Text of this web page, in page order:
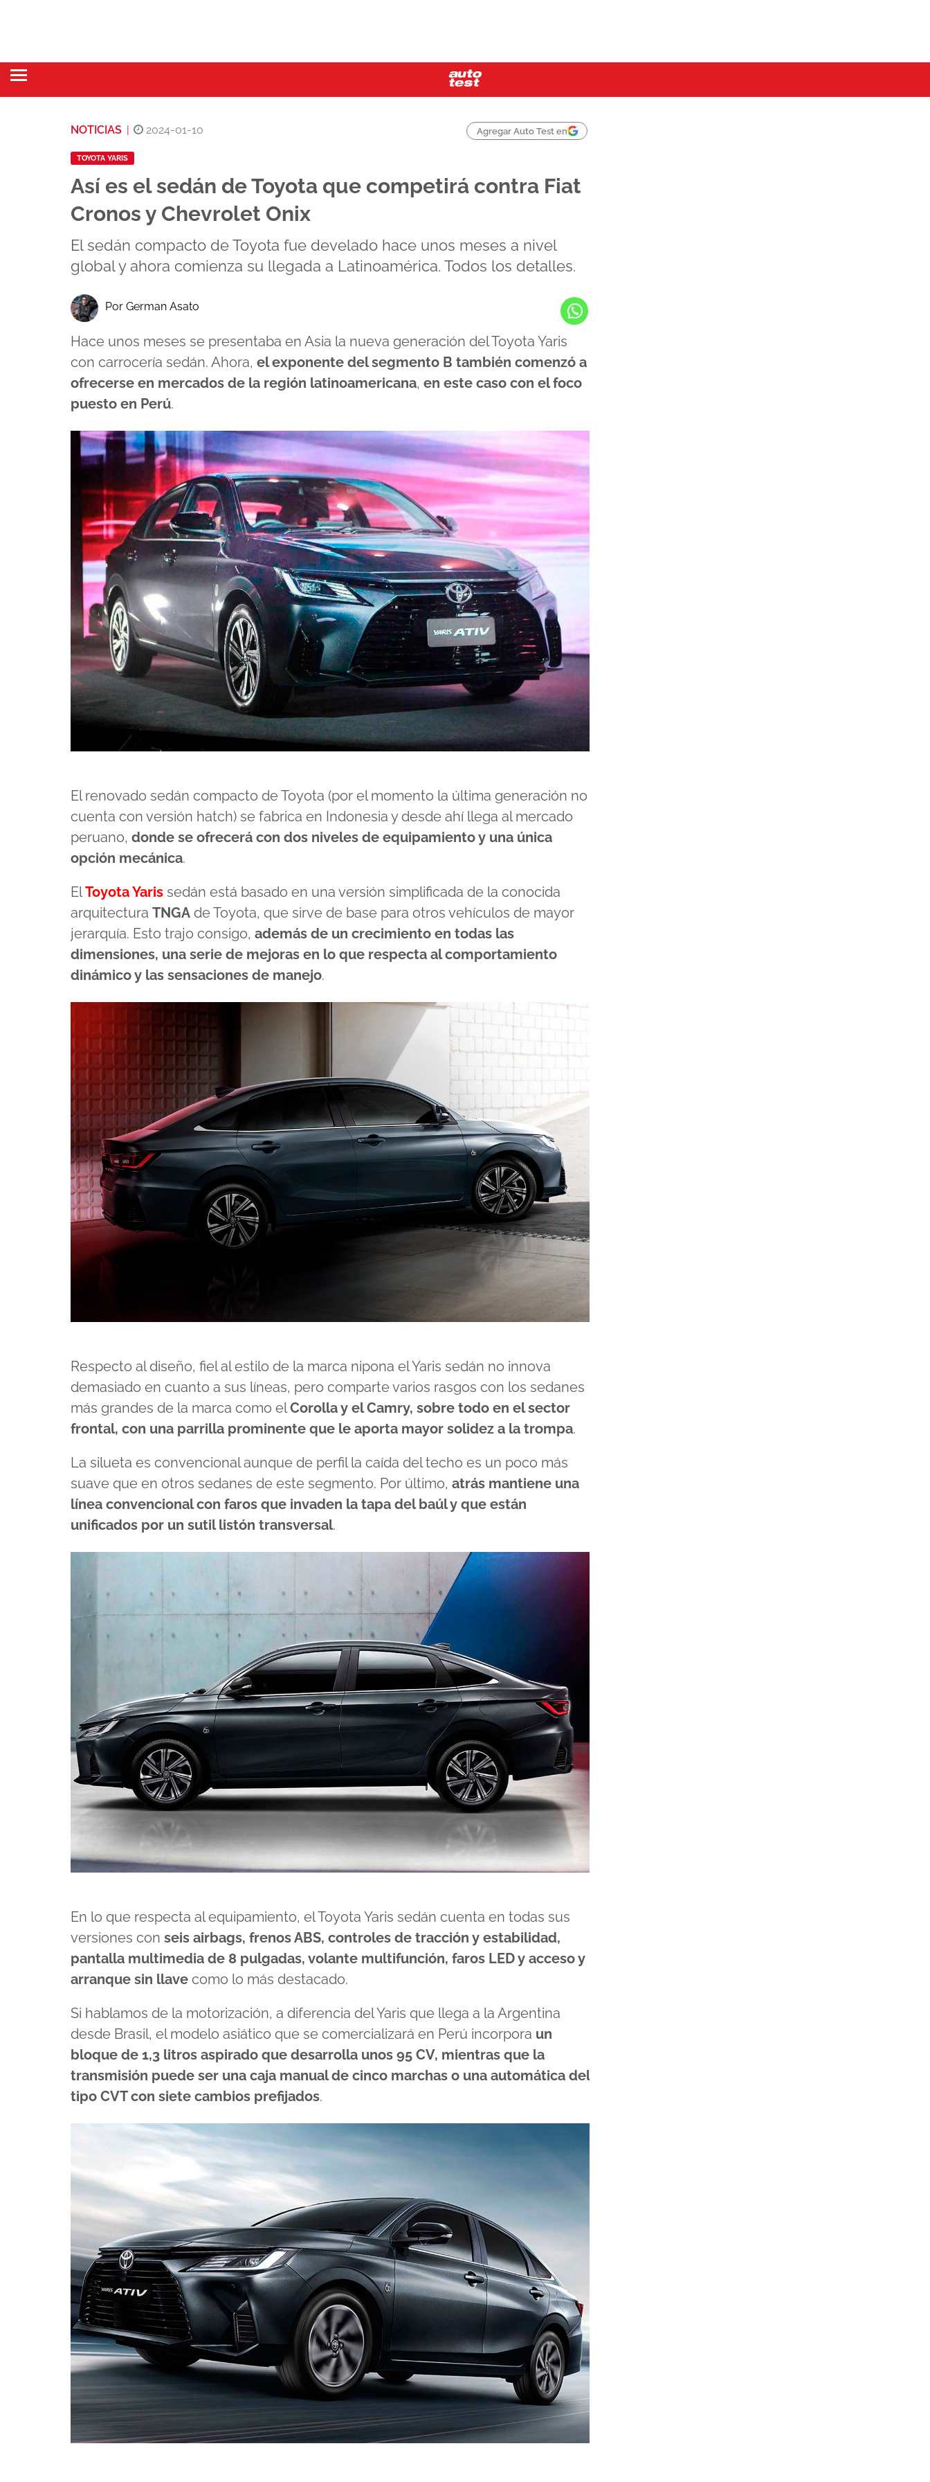
NOTICIAS 2024-01-10 Agregar Auto Test en
TOYOTA YARIS
Así es el sedán de Toyota que competirá contra Fiat
Cronos y Chevrolet Onix
El sedán compacto de Toyota fue develado hace unos meses a nivel
global y ahora comienza su llegada a Latinoamérica. Todos los detalles.
Por German Asato
Hace unos meses se presentaba en Asia la nueva generación del Toyota Yaris
con carrocería sedán. Ahora, el exponente del segmento B también comenzó a
ofrecerse en mercados de la región latinoamericana, en este caso con el foco
puesto en Perú.
El renovado sedán compacto de Toyota (por el momento la última generación no
cuenta con versión hatch) se fabrica en Indonesia y desde ahí llega al mercado
peruano, donde se ofrecerá con dos niveles de equipamiento y una única
opción mecánica.
ElToyota Yaris sedán está basado en una versión simplificada de la conocida
arquitectura TNGA de Toyota, que sirve de base para otros vehículos de mayor
jerarquía. Esto trajo consigo, además de un crecimiento en todas las
dimensiones, una serie de mejoras en lo que respecta al comportamiento
dinámico y las sensaciones de manejo.
Respecto al diseño, fiel al estilo de la marca nipona el Yaris sedán no innova
demasiado en cuanto a sus líneas, pero comparte varios rasgos con los sedanes
más grandes de la marca como elCorolla y el Camry, sobre todo en el sector
frontal, con una parrilla prominente que le aporta mayor solidez a la trompa.
La silueta es convencional aunque de perfil la caída del techo es un poco más
suave que en otros sedanes de este segmento. Por último, atrás mantiene una
línea convencional con faros que invaden la tapa del baúl y que están
unificados por un sutil listón transversal.
En lo que respecta al equipamiento, el Toyota Yaris sedán cuenta en todas sus
versiones con seis airbags, frenos ABS, controles de tracción y estabilidad,
pantalla multimedia de 8 pulgadas, volante multifunción, faros LED y acceso y
arranque sin llave como lo más destacado.
Si hablamos de la motorización, a diferencia del Yaris que llega a la Argentina
desde Brasil, el modelo asiático que se comercializará en Perú incorpora un
bloque de 1,3 litros aspirado que desarrolla unos 95 CV, mientras que la
transmisión puede ser una caja manual de cinco marchas o una automática del
tipo CVT con siete cambios prefijados.